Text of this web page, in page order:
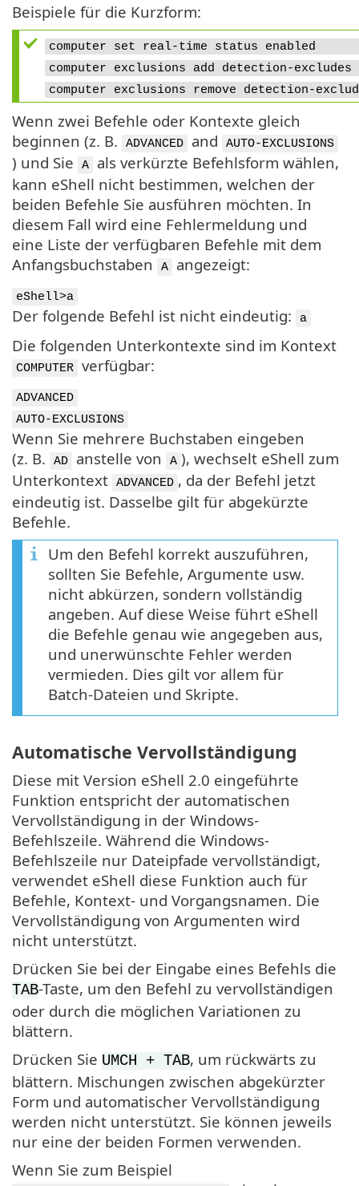
Beispiele für die Kurzform:
computer set real-time status
computer exclusions add detection-
computer exclusions remove
Wenn zwei Befehle oder Kontexte gleich
beginnen (z. B.
ADVANCED and AUTO-EXCLUSIONS
) und Sie A
als verkürzte Befehlsform wählen,
kann eShell nicht bestimmen, welchen der
beiden Befehle Sie ausführen möchten. In
diesem Fall wird eine Fehlermeldung und
eine Liste der verfügbaren Befehle mit dem
Anfangsbuchstaben
A angezeigt:
eShell>a
Der folgende Befehl ist nicht eindeutig: a
Die folgenden Unterkontexte sind im Kontext
COMPUTER verfügbar:
ADVANCED
AUTO-EXCLUSIONS
Wenn Sie mehrere Buchstaben eingeben
(z. B.
AD anstelle von A ), wechselt eShell zum
Unterkontext
ADVANCED , da der Befehl jetzt
eindeutig ist. Dasselbe gilt für abgekürzte
Befehle.
Um den Befehl korrekt auszuführen,
sollten Sie Befehle, Argumente usw.
nicht abkürzen, sondern vollständig
angeben. Auf diese Weise führt eShell
die Befehle genau wie angegeben aus,
und unerwünschte Fehler werden
vermieden. Dies gilt vor allem für
Batch-Dateien und Skripte.
Automatische Vervollständigung
Diese mit Version eShell 2.0 eingeführte
Funktion entspricht der automatischen
Vervollständigung in der Windows-
Befehlszeile. Während die Windows-
Befehlszeile nur Dateipfade vervollständigt,
verwendet eShell diese Funktion auch für
Befehle, Kontext- und Vorgangsnamen. Die
Vervollständigung von Argumenten wird
nicht unterstützt.
Drücken Sie bei der Eingabe eines Befehls die
TAB-Taste, um den Befehl zu vervollständigen
oder durch die möglichen Variationen zu
blättern.
Drücken Sie UMCH + TAB, um rückwärts zu
blättern. Mischungen zwischen abgekürzter
Form und automatischer Vervollständigung
werden nicht unterstützt. Sie können jeweils
nur eine der beiden Formen verwenden.
Wenn Sie zum Beispiel